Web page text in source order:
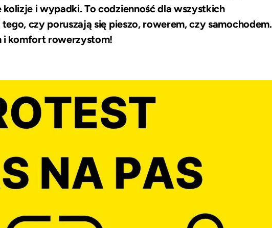
i wypadki. To codzienność dla wszystkich
czy poruszają się pieszo, rowerem, czy samochodem.
i komfort rowerzystom!